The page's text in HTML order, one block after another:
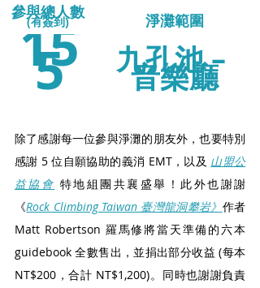
參與總人數
(有簽到) 淨灘範圍
15
5 九孔池 –
音樂廳
除了感謝每一位參與淨灘的朋友外，也要特別
感謝 5 位自願協助的義消 EMT，以及 山盟公
益協會 特地組團共襄盛舉！此外也謝謝
《Rock Climbing Taiwan 臺灣龍洞攀岩》 作者
Matt Robertson 羅馬修將當天準備的六本
guidebook 全數售出，並捐出部分收益 (每本
NT$200，合計 NT$1,200)。同時也謝謝負責